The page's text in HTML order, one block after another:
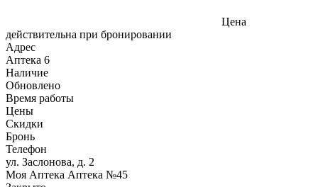
Цена
действительна при бронировании
Адрес
Аптека 6
Наличие
Обновлено
Время работы
Цены
Скидки
Бронь
Телефон
ул. Заслонова, д. 2
Моя Аптека Аптека №45